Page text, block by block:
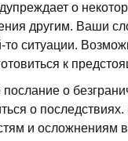
о
другим. Ваши
то ситуации.
к
послание о
о
и осложнениям